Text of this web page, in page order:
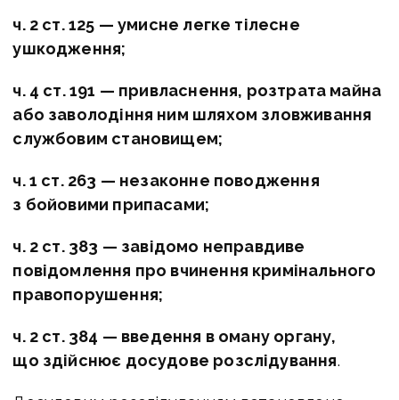
ч. 2 ст. 125 — умисне легке тілесне
ушкодження;
ч. 4 ст. 191 — привласнення, розтрата майна
або заволодіння ним шляхом зловживання
службовим становищем;
ч. 1 ст. 263 — незаконне поводження
з бойовими припасами;
ч. 2 ст. 383 — завідомо неправдиве
повідомлення про вчинення кримінального
правопорушення;
ч. 2 ст. 384 — введення в оману органу,
що здійснює досудове розслідування.